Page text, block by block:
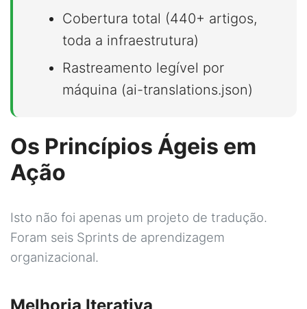
Cobertura total (440+ artigos,
toda a infraestrutura)
Rastreamento legível por
máquina (ai-translations.json)
Os Princípios Ágeis em
Ação
Isto não foi apenas um projeto de tradução.
Foram seis Sprints de aprendizagem
organizacional.